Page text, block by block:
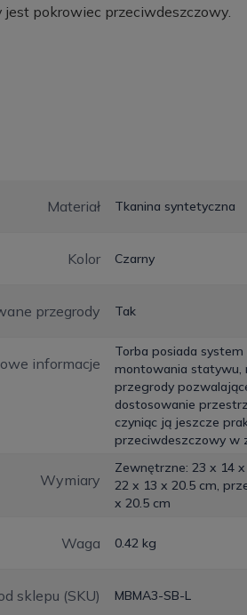
pokrowiec przeciwdeszczowy.
Materiał Tkanina syntetyczna
Kolor Czarny
przegrody Tak
informacje
Torba posiada
montowania statywu,
przegrody
dostosowanie
czyniąc ją jeszcze
przeciwdeszczowy w
Wymiary
Zewnętrzne: 23 x 14 x
22 x 13 x 20.5 cm,
x 20.5 cm
Waga 0.42 kg
sklepu (SKU) MBMA3-SB-L